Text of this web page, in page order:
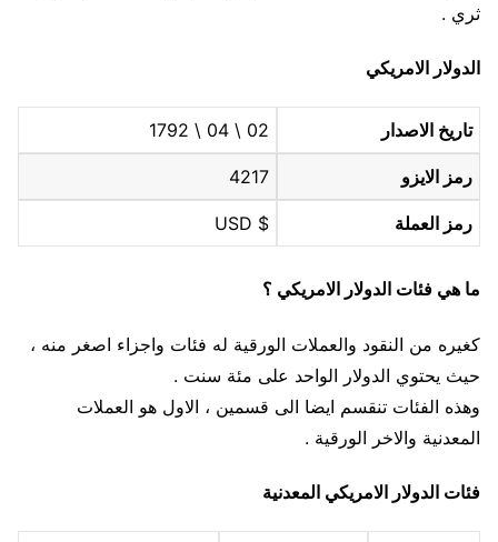
ثري .
الدولار الامريكي
تاريخ الاصدار 02 \ 04 \ 1792
رمز الايزو 4217
رمز العملة $ USD
ما هي فئات الدولار الامريكي ؟
كغيره من النقود والعملات الورقية له فئات واجزاء اصغر منه ،
حيث يحتوي الدولار الواحد على مئة سنت .
وهذه الفئات تنقسم ايضا الى قسمين ، الاول هو العملات
المعدنية والاخر الورقية .
فئات الدولار الامريكي المعدنية